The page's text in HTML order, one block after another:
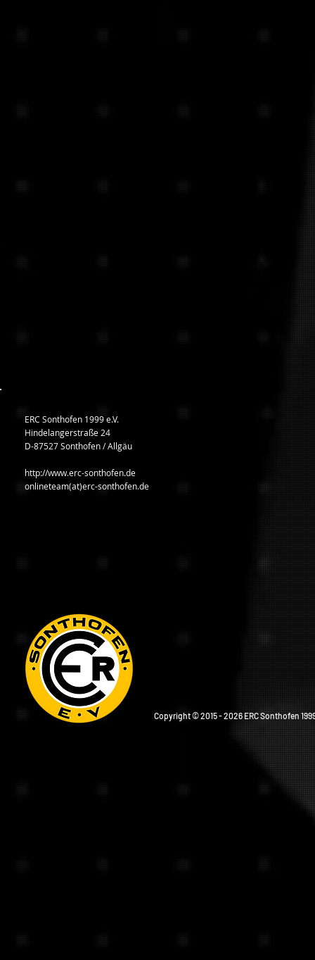
ERC Sonthofen 1999 e.V.
Hindelangerstraße 24
D-87527 Sonthofen / Allgäu
http://www.erc-sonthofen.de
onlineteam(at)erc-sonthofen.de
Copyright © 2015 - 2026 ERC Sonthofen